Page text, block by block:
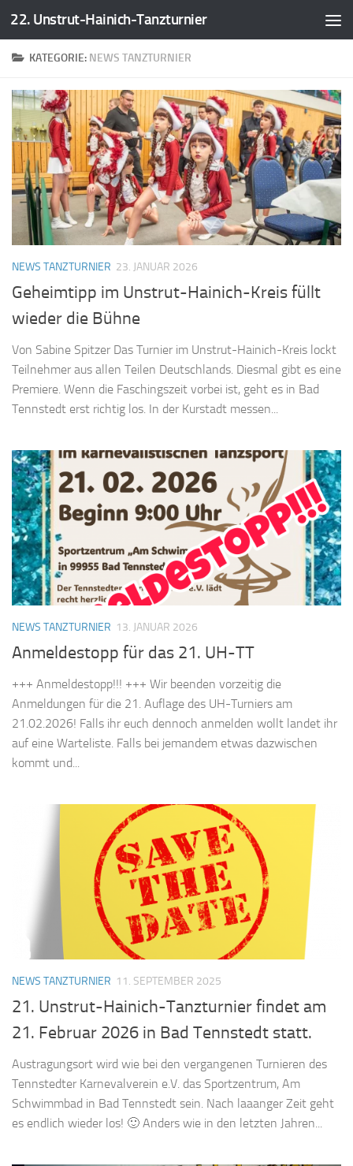
Zum Inhalt springen
22. Unstrut-Hainich-Tanzturnier
KATEGORIE: NEWS TANZTURNIER
NEWS TANZTURNIER 23. JANUAR 2026
Geheimtipp im Unstrut-Hainich-Kreis füllt
wieder die Bühne
Von Sabine Spitzer Das Turnier im Unstrut-Hainich-Kreis lockt
Teilnehmer aus allen Teilen Deutschlands. Diesmal gibt es eine
Premiere. Wenn die Faschingszeit vorbei ist, geht es in Bad
Tennstedt erst richtig los. In der Kurstadt messen...
NEWS TANZTURNIER 13. JANUAR 2026
Anmeldestopp für das 21. UH-TT
+++ Anmeldestopp!!! +++ Wir beenden vorzeitig die
Anmeldungen für die 21. Auflage des UH-Turniers am
21.02.2026! Falls ihr euch dennoch anmelden wollt landet ihr
auf eine Warteliste. Falls bei jemandem etwas dazwischen
kommt und...
NEWS TANZTURNIER 11. SEPTEMBER 2025
21. Unstrut-Hainich-Tanzturnier findet am
21. Februar 2026 in Bad Tennstedt statt.
Austragungsort wird wie bei den vergangenen Turnieren des
Tennstedter Karnevalverein e.V. das Sportzentrum, Am
Schwimmbad in Bad Tennstedt sein. Nach laaanger Zeit geht
es endlich wieder los! 🙂 Anders wie in den letzten Jahren...